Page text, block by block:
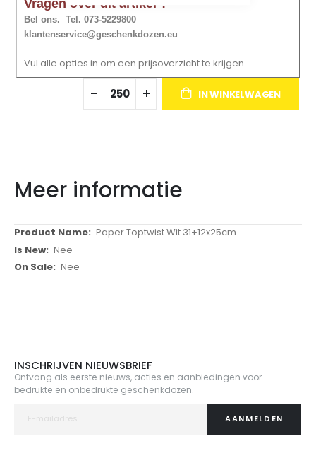
Vragen over dit artikel ?
Bel ons. Tel. 073-5229800
klantenservice@geschenkdozen.eu
Vul alle opties in om een prijsoverzicht te krijgen.
IN WINKELWAGEN
Meer informatie
Meer
informatie
Paper Toptwist Wit 31+12x25cm
Nee
Nee
INSCHRIJVEN NIEUWSBRIEF
Ontvang als eerste nieuws, acties en aanbiedingen voor
bedrukte en onbedrukte geschenkdozen.
AANMELDEN